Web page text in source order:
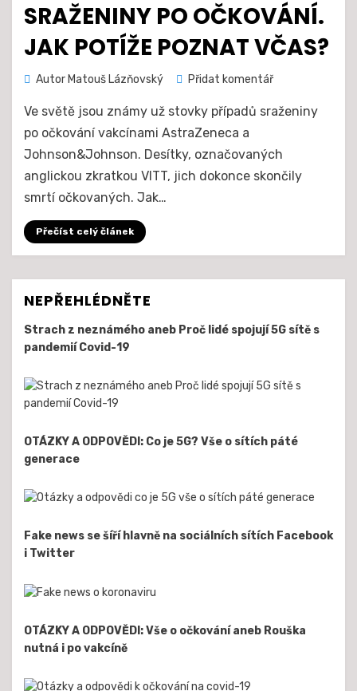
SRAŽENINY PO OČKOVÁNÍ.
JAK POTÍŽE POZNAT VČAS?
Autor Matouš Lázňovský Přidat komentářna
po
Jak
poznat
Ve světě jsou známy už stovky případů sraženiny
po očkování vakcínami AstraZeneca a
Johnson&Johnson. Desítky, označovaných
anglickou zkratkou VITT, jich dokonce skončily
smrtí očkovaných. Jak…
Přečíst celý článek
NEPŘEHLÉDNĚTE
Strach z neznámého aneb Proč lidé spojují 5G sítě s
pandemií Covid-19
OTÁZKY A ODPOVĚDI: Co je 5G? Vše o sítích páté
generace
Fake news se šíří hlavně na sociálních sítích Facebook
i Twitter
OTÁZKY A ODPOVĚDI: Vše o očkování aneb Rouška
nutná i po vakcíně